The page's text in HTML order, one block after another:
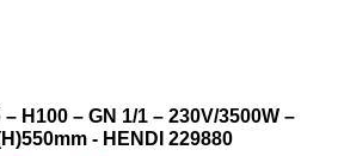
H100 – GN 1/1 – 230V/3500W –
- HENDI 229880